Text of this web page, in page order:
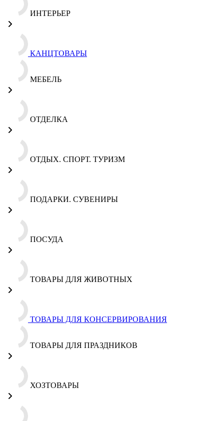
ИНТЕРЬЕР
КАНЦТОВАРЫ
МЕБЕЛЬ
ОТДЕЛКА
ОТДЫХ. СПОРТ. ТУРИЗМ
ПОДАРКИ. СУВЕНИРЫ
ПОСУДА
ТОВАРЫ ДЛЯ ЖИВОТНЫХ
ТОВАРЫ ДЛЯ КОНСЕРВИРОВАНИЯ
ТОВАРЫ ДЛЯ ПРАЗДНИКОВ
ХОЗТОВАРЫ